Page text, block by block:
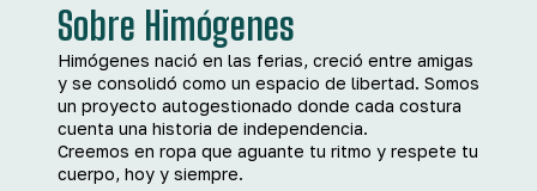
Sobre Himógenes
Himógenes nació en las ferias, creció entre amigas
y se consolidó como un espacio de libertad. Somos
un proyecto autogestionado donde cada costura
cuenta una historia de independencia.
Creemos en ropa que aguante tu ritmo y respete tu
cuerpo, hoy y siempre.